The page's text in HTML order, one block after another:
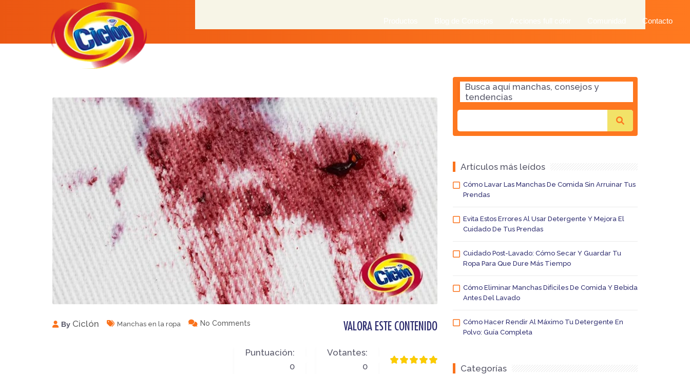
Productos Blog de Consejos Acciones full color Comunidad Contacto
By Ciclón Manchas en la ropa No Comments VALORA ESTE CONTENIDO
Puntuación:
0
Votantes:
0
Busca aquí manchas, consejos y
tendencias
Artículos más leídos
Cómo Lavar Las Manchas De Comida Sin Arruinar Tus
Prendas
Evita Estos Errores Al Usar Detergente Y Mejora El
Cuidado De Tus Prendas
Cuidado Post-Lavado: Cómo Secar Y Guardar Tu
Ropa Para Que Dure Más Tiempo
Cómo Eliminar Manchas Difíciles De Comida Y Bebida
Antes Del Lavado
Cómo Hacer Rendir Al Máximo Tu Detergente En
Polvo: Guía Completa
Categorías